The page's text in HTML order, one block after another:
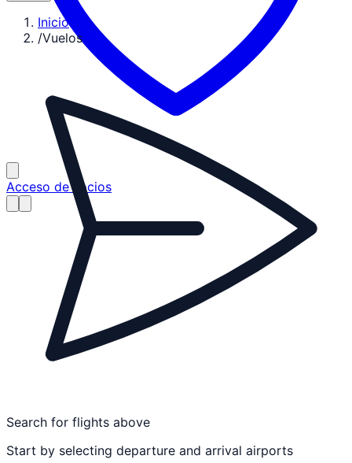
Acceso de socios
Inicio
/Vuelos
Search for flights above
Start by selecting departure and arrival airports